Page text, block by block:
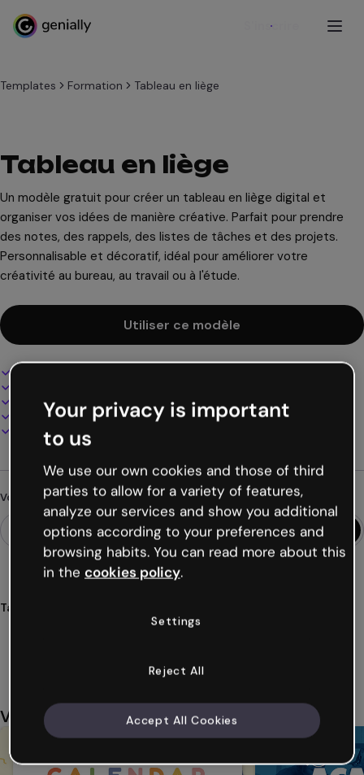
S'inscrire
Templates Formation Tableau en liège
Tableau en liège
Un modèle gratuit pour créer un tableau en liège digital et
organiser vos idées de manière créative. Parfait pour prendre
des notes, des rappels, des listes de tâches et des projets.
Personnalisable et décoratif, idéal pour améliorer votre
créativité au bureau, au travail ou à l'étude.
Utiliser ce modèle
Ajoutez audio, vidéo et multimédia
Présentez, partagez ou publiez en ligne
Téléchargez en PDF, MP4 et autres formats
Vous cherchez autre chose ?
Tags
organiser idées
Vous aimerez aussi
Your privacy is important
to us
We use our own cookies and those of third
parties to allow for a variety of features,
analyze our services and show you additional
options according to your preferences and
browsing habits. You can read more about this
in the cookies policy.
Settings
Reject All
Accept All Cookies